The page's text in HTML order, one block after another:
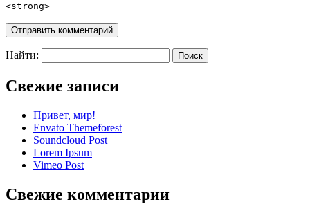
<strong>
Найти:
Свежие записи
Привет, мир!
Envato Themeforest
Soundcloud Post
Lorem Ipsum
Vimeo Post
Свежие комментарии